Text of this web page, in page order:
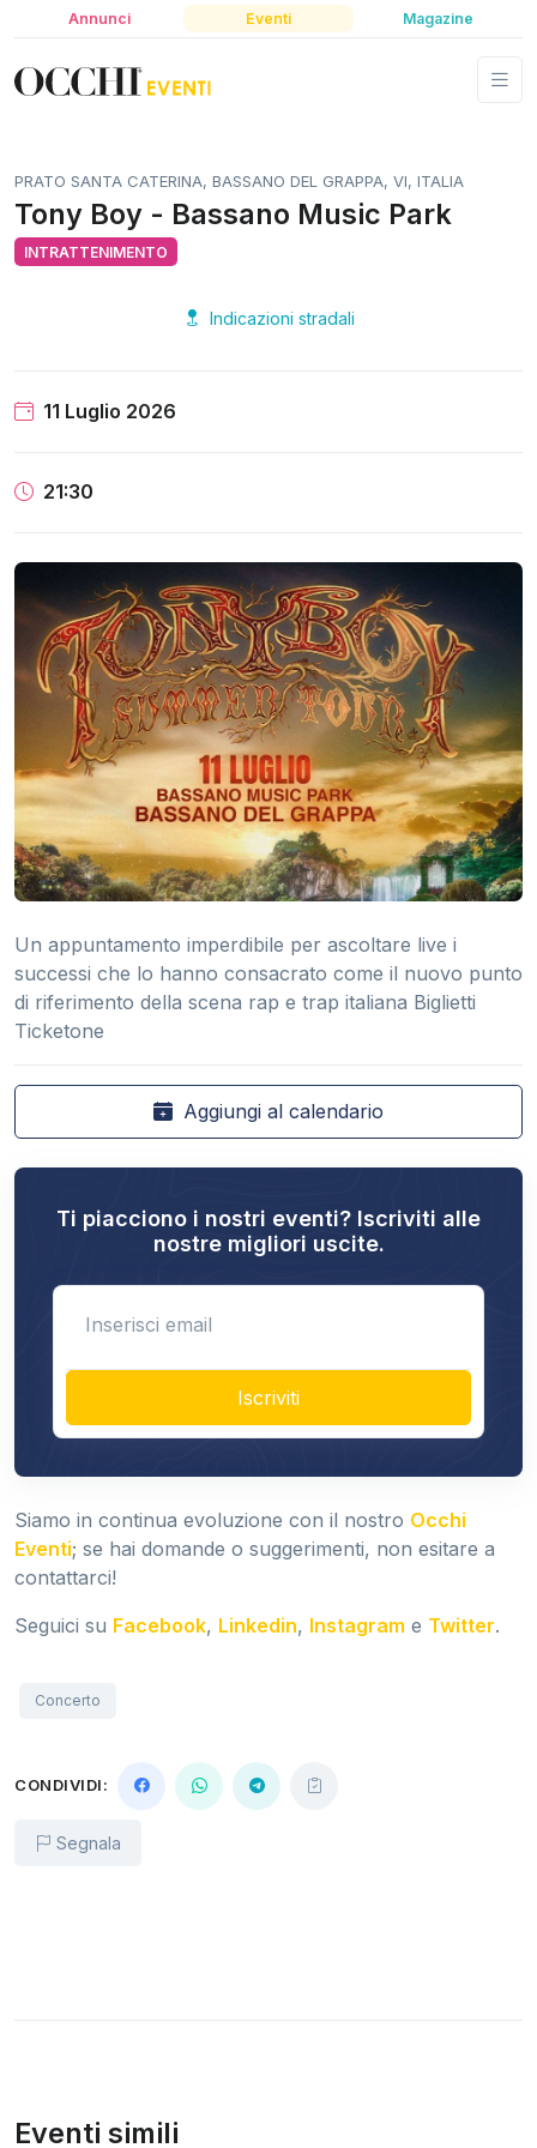
Annunci Eventi Magazine
PRATO SANTA CATERINA, BASSANO DEL GRAPPA, VI, ITALIA
Tony Boy - Bassano Music Park
INTRATTENIMENTO
Indicazioni stradali
11 Luglio 2026
21:30
Un appuntamento imperdibile per ascoltare live i
successi che lo hanno consacrato come il nuovo punto
di riferimento della scena rap e trap italiana Biglietti
Ticketone
Aggiungi al calendario
Ti piacciono i nostri eventi? Iscriviti alle
nostre migliori uscite.
Iscriviti
Siamo in continua evoluzione con il nostro Occhi
Eventi; se hai domande o suggerimenti, non esitare a
contattarci!
Seguici su Facebook, Linkedin, Instagram e Twitter.
Concerto
CONDIVIDI:
Segnala
Eventi simili